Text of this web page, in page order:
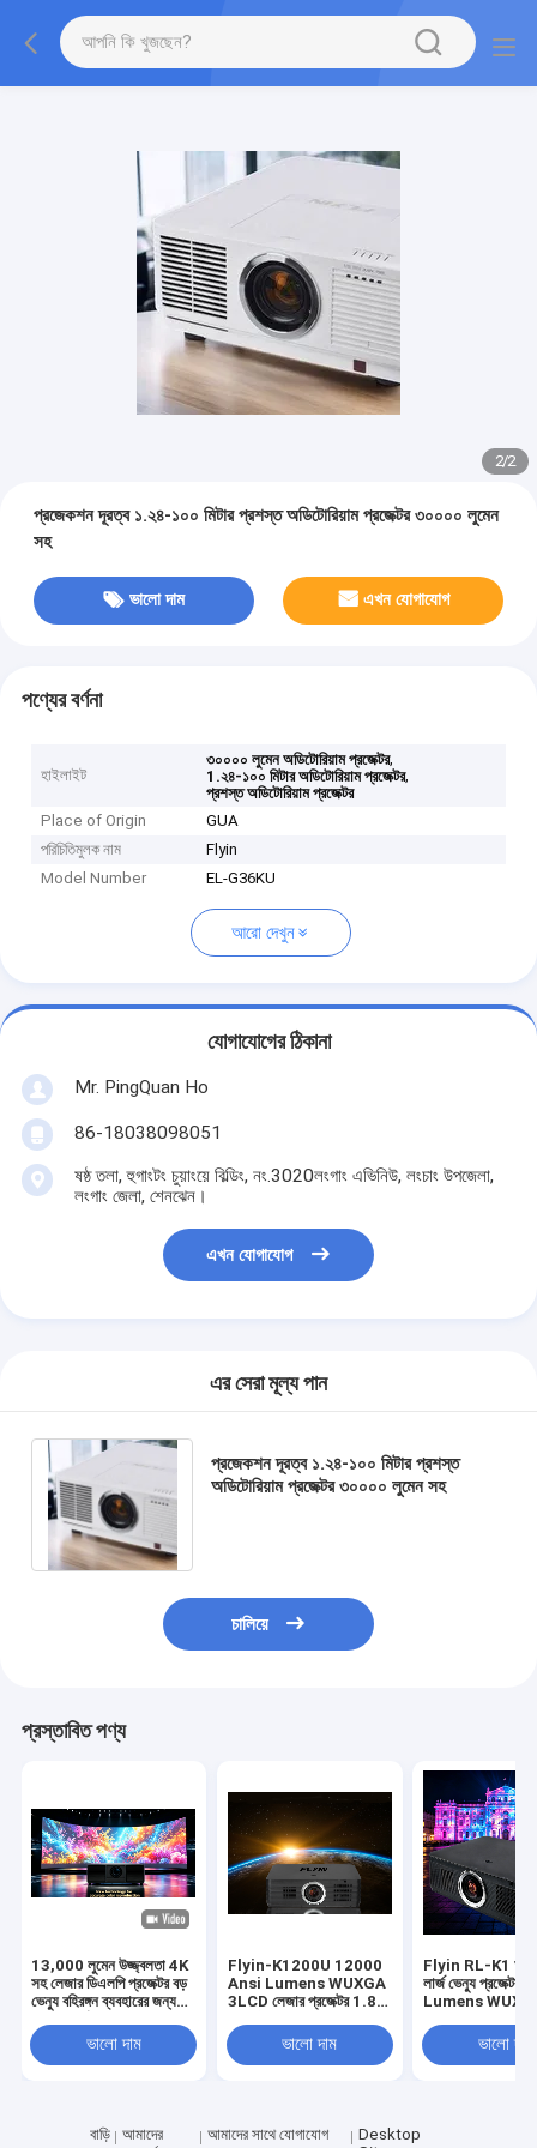
2/2
প্রজেকশন দূরত্ব ১.২৪-১০০ মিটার প্রশস্ত অডিটোরিয়াম প্রজেক্টর ৩০০০০ লুমেন
সহ
ভালো দাম এখন যোগাযোগ
পণ্যের বর্ণনা
হাইলাইট
৩০০০০ লুমেন অডিটোরিয়াম প্রজেক্টর,
1.২৪-১০০ মিটার অডিটোরিয়াম প্রজেক্টর,
প্রশস্ত অডিটোরিয়াম প্রজেক্টর
Place of Origin
GUA
পরিচিতিমুলক নাম
Flyin
Model Number
EL-G36KU
আরো দেখুন
যোগাযোগের ঠিকানা
Mr. PingQuan Ho
86-18038098051
ষষ্ঠ তলা, হুগাংটং চুয়াংয়ে বিল্ডিং, নং.3020লংগাং এভিনিউ, লংচাং উপজেলা,
লংগাং জেলা, শেনঝেন।
এখন যোগাযোগ
এর সেরা মূল্য পান
প্রজেকশন দূরত্ব ১.২৪-১০০ মিটার প্রশস্ত
অডিটোরিয়াম প্রজেক্টর ৩০০০০ লুমেন সহ
চালিয়ে
প্রস্তাবিত পণ্য
13,000 লুমেন উজ্জ্বলতা 4K
সহ লেজার ডিএলপি প্রজেক্টর বড়
ভেন্যু বহিরঙ্গন ব্যবহারের জন্য
ভালো দাম
Flyin-K1200U 12000
Ansi Lumens WUXGA
3LCD লেজার প্রজেক্টর 1.8x
বড় ভেন্যু অডিটোরিয়ামের জন্য
ভালো দাম
Flyin RL-K1
লার্জ ভেন্যু
Lumens
ভালো দাম
বাড়ি
আমাদের
আমাদের সাথে যোগাযোগ
Desktop